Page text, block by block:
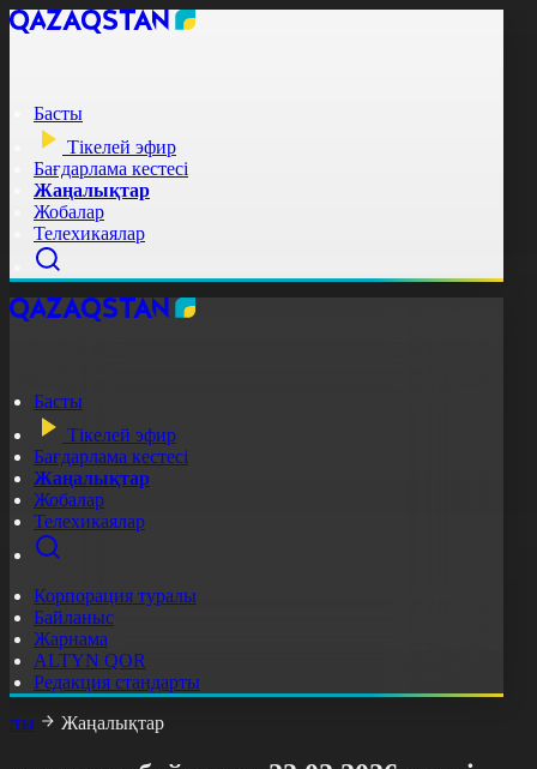
Басты
Тікелей эфир
Бағдарлама кестесі
Жаңалықтар
Жобалар
Телехикаялар
Басты
Тікелей эфир
Бағдарлама кестесі
Жаңалықтар
Жобалар
Телехикаялар
Корпорация туралы
Байланыс
Жарнама
ALTYN QOR
Редакция стандарты
Жаңалықтар